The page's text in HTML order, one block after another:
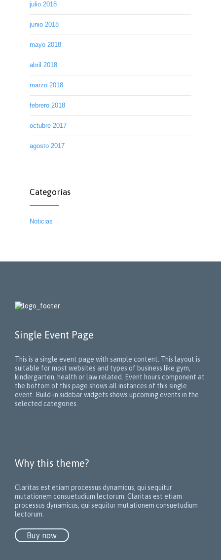
julio 2018
junio 2018
mayo 2018
abril 2018
marzo 2018
febrero 2018
octubre 2017
agosto 2017
Categorías
Noticias
Single Event Page
This is a single event page with sample content. This layout is
suitable for most websites and types of business like gym,
kindergarten, health or law related. Event hours component at
the bottom of this page shows all instances of this single
event. Build-in sidebar widgets shows upcoming events in the
selected categories.
Why this theme?
Claritas est etiam processus dynamicus, qui sequitur
mutationem consuetudium lectorum. Claritas est etiam
processus dynamicus, qui sequitur mutationem consuetudium
lectorum.
Buy now